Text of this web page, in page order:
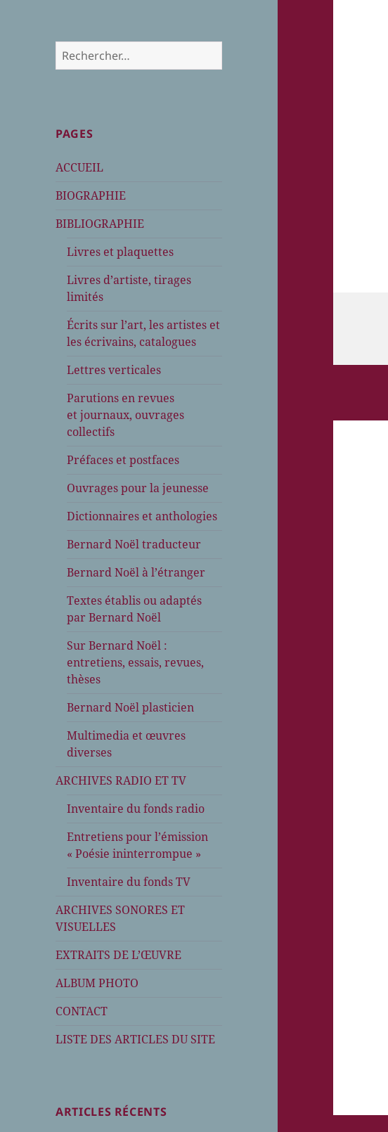
Rechercher :
PAGES
ACCUEIL
BIOGRAPHIE
BIBLIOGRAPHIE
Livres et plaquettes
Livres d’artiste, tirages
limités
Écrits sur l’art, les artistes et
les écrivains, catalogues
Lettres verticales
Parutions en revues
et journaux, ouvrages
collectifs
Préfaces et postfaces
Ouvrages pour la jeunesse
Dictionnaires et anthologies
Bernard Noël traducteur
Bernard Noël à l’étranger
Textes établis ou adaptés
par Bernard Noël
Sur Bernard Noël :
entretiens, essais, revues,
thèses
Bernard Noël plasticien
Multimedia et œuvres
diverses
ARCHIVES RADIO ET TV
Inventaire du fonds radio
Entretiens pour l’émission
« Poésie ininterrompue »
Inventaire du fonds TV
ARCHIVES SONORES ET
VISUELLES
EXTRAITS DE L’ŒUVRE
ALBUM PHOTO
CONTACT
LISTE DES ARTICLES DU SITE
ARTICLES RÉCENTS